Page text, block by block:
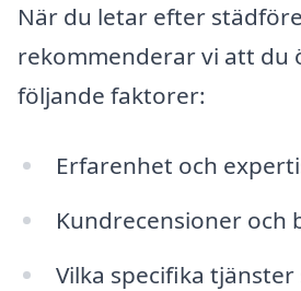
När du letar efter
rekommenderar vi att du
följande faktorer:
Erfarenhet och
Kundrecensioner och
Vilka specifika